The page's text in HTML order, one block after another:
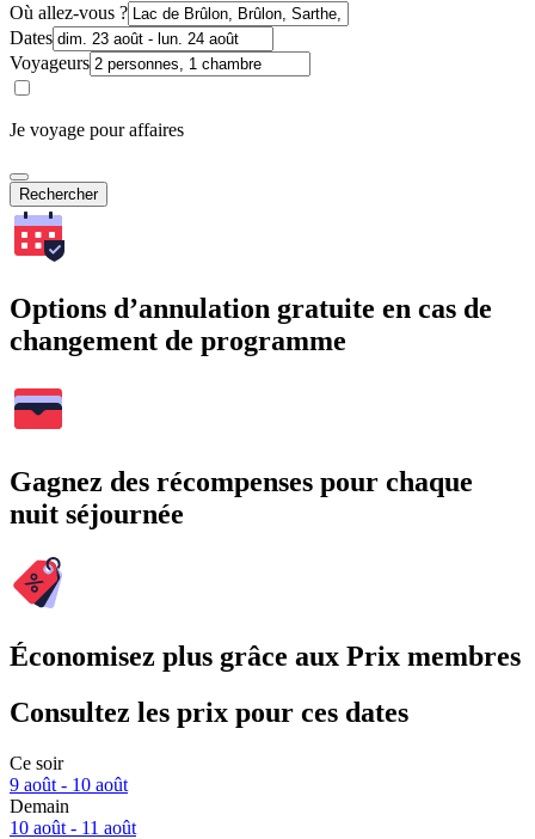
Où allez-vous ?
Dates
Voyageurs
Je voyage pour affaires
Rechercher
Options d’annulation gratuite en cas de
changement de programme
Gagnez des récompenses pour chaque
nuit séjournée
Économisez plus grâce aux Prix membres
Consultez les prix pour ces dates
Ce soir
9 août - 10 août
Demain
10 août - 11 août